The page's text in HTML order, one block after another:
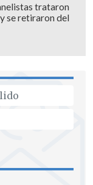
manera
materias
texto.
trataron
se retiraron del